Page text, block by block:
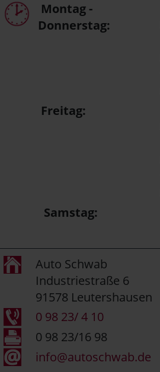
Montag -
Donnerstag:
Freitag:
Samstag:
Auto Schwab
Industriestraße 6
91578 Leutershausen
0 98 23/ 4 10
0 98 23/16 98
info@autoschwab.de